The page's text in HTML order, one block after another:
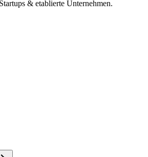
& etablierte Unternehmen.